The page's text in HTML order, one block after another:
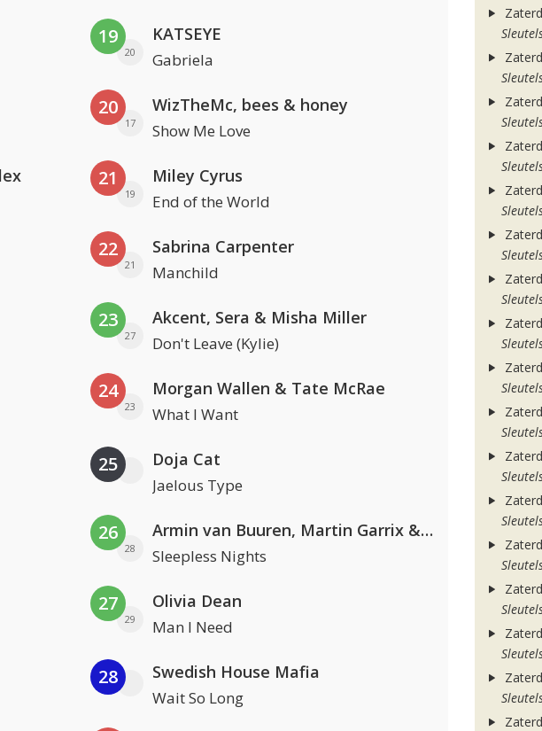
19
20
KATSEYE
Gabriela
20
17
WizTheMc, bees & honey
Show Me Love
21
19
Miley Cyrus
End of the World
22
21
Sabrina Carpenter
Manchild
23
27
Akcent, Sera & Misha Miller
Don't Leave (Kylie)
24
23
Morgan Wallen & Tate McRae
What I Want
25 Doja Cat
Jaelous Type
26
28
Armin van Buuren, Martin Garrix & Libby Whitehouse
Sleepless Nights
27
29
Olivia Dean
Man I Need
28 Swedish House Mafia
Wait So Long